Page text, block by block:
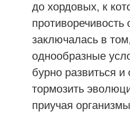
до хордовых, к
заключалась в
однообразные
бурно развиться
тормозить
приучая